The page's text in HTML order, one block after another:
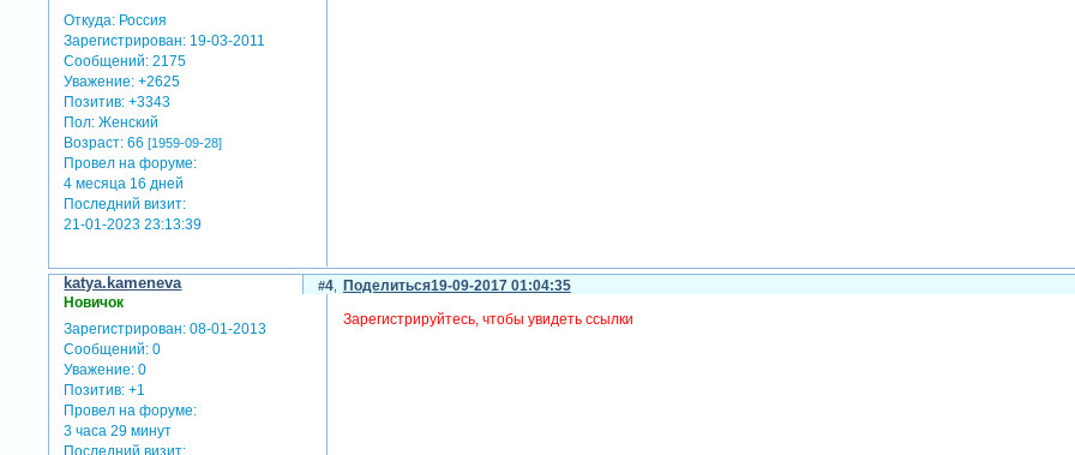
Откуда: Россия
Зарегистрирован: 19-03-2011
Сообщений: 2175
Уважение: +2625
Позитив: +3343
Пол: Женский
Возраст: 66[1959-09-28]
Провел на форуме:
4 месяца 16 дней
Последний визит:
21-01-2023 23:13:39
Поделиться
4 19-09-2017 01:04:35
katya.kameneva
Новичок
Зарегистрирован: 08-01-2013
Сообщений: 0
Уважение: 0
Позитив: +1
Провел на форуме:
3 часа 29 минут
Последний визит:
Зарегистрируйтесь, чтобы увидеть ссылки